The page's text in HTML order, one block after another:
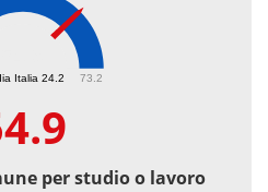
Italia 24.2 73.2
per studio o lavoro